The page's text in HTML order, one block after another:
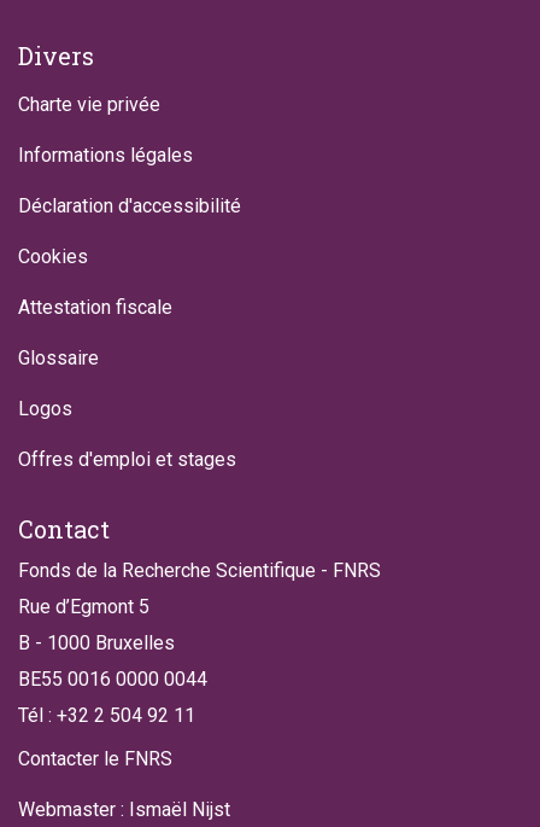
Divers
Charte vie privée
Informations légales
Déclaration d'accessibilité
Cookies
Attestation fiscale
Glossaire
Logos
Offres d'emploi et stages
Contact
Fonds de la Recherche Scientifique - FNRS
Rue d’Egmont 5
B - 1000 Bruxelles
BE55 0016 0000 0044
Tél : +32 2 504 92 11
Contacter le FNRS
Webmaster : Ismaël Nijst